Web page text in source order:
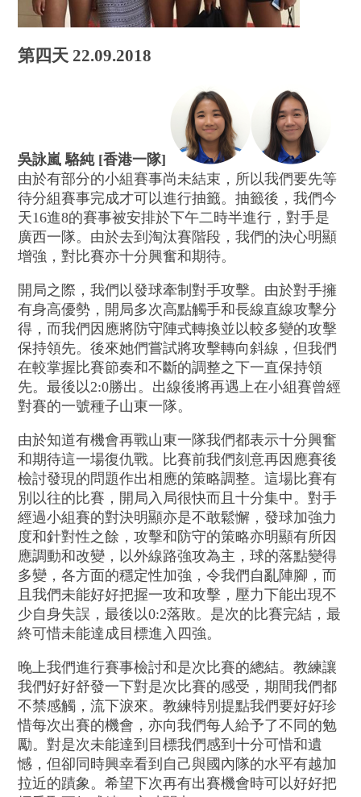
第四天 22.09.2018
吳詠嵐 駱純 [香港一隊]
由於有部分的小組賽事尚未結束，所以我們要先等
待分組賽事完成才可以進行抽籤。抽籤後，我們今
天16進8的賽事被安排於下午二時半進行，對手是
廣西一隊。由於去到淘汰賽階段，我們的決心明顯
增強，對比賽亦十分興奮和期待。
開局之際，我們以發球牽制對手攻擊。由於對手擁
有身高優勢，開局多次高點觸手和長線直線攻擊分
得，而我們因應將防守陣式轉換並以較多變的攻擊
保持領先。後來她們嘗試將攻擊轉向斜線，但我們
在較掌握比賽節奏和不斷的調整之下一直保持領
先。最後以2:0勝出。出線後將再遇上在小組賽曾經
對賽的一號種子山東一隊。
由於知道有機會再戰山東一隊我們都表示十分興奮
和期待這一場復仇戰。比賽前我們刻意再因應賽後
檢討發現的問題作出相應的策略調整。這場比賽有
別以往的比賽，開局入局很快而且十分集中。對手
經過小組賽的對決明顯亦是不敢鬆懈，發球加強力
度和針對性之餘，攻擊和防守的策略亦明顯有所因
應調動和改變，以外線路強攻為主，球的落點變得
多變，各方面的穩定性加強，令我們自亂陣腳，而
且我們未能好好把握一攻和攻擊，壓力下能出現不
少自身失誤，最後以0:2落敗。是次的比賽完結，最
終可惜未能達成目標進入四強。
晚上我們進行賽事檢討和是次比賽的總結。教練讓
我們好好舒發一下對是次比賽的感受，期間我們都
不禁感觸，流下淚來。教練特別提點我們要好好珍
惜每次出賽的機會，亦向我們每人給予了不同的勉
勵。對是次未能達到目標我們感到十分可惜和遺
憾，但卻同時興幸看到自己與國內隊的水平有越加
拉近的蹟象。希望下次再有出賽機會時可以好好把